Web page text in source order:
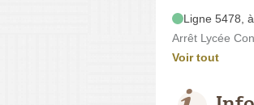
Ligne 5478,
Arrêt Lycée
Voir tout